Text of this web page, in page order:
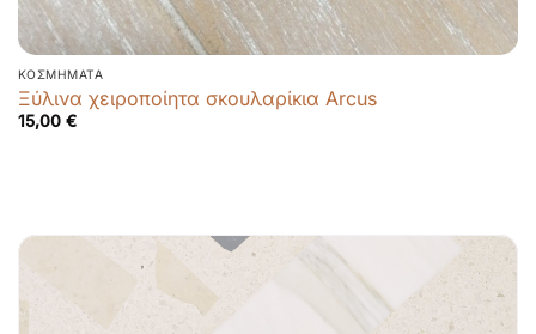
ΚΟΣΜΉΜΑΤΑ
Ξύλινα χειροποίητα σκουλαρίκια Arcus
15,00 €